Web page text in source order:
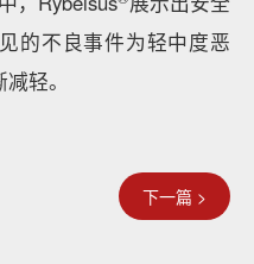
的不良事件为轻中度恶
轻。
下一篇 >